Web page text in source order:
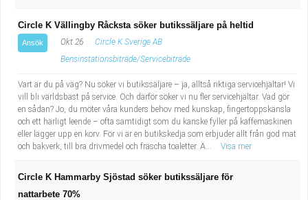
Circle K Vällingby Råcksta söker butikssäljare på heltid
Ansök Okt 26
Circle K Sverige AB
Bensinstationsbiträde/Servicebiträde
Vart är du på väg? Nu söker vi butikssäljare – ja, alltså riktiga servicehjältar! Vi
vill bli världsbäst på service. Och därför söker vi nu fler servicehjältar. Vad gör
en sådan? Jo, du möter våra kunders behov med kunskap, fingertoppskänsla
och ett härligt leende – ofta samtidigt som du kanske fyller på kaffemaskinen
eller lägger upp en korv. För vi är en butikskedja som erbjuder allt från god mat
och bakverk, till bra drivmedel och fräscha toaletter. Ä...
Visa mer
Circle K Hammarby Sjöstad söker butikssäljare för
nattarbete 70%